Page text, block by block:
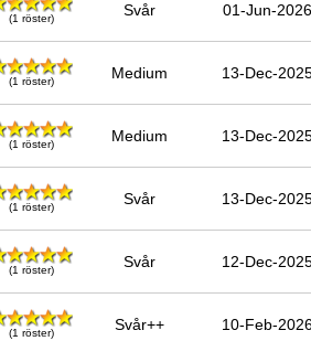
(1 röster) Svår 01-Jun-2026
(1 röster) Medium 13-Dec-
(1 röster) Medium 13-Dec-
(1 röster) Svår 13-Dec-
(1 röster) Svår 12-Dec-
(1 röster) Svår++ 10-Feb-